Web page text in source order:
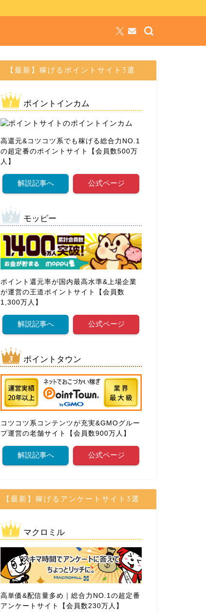
【最新】稼げるポイントサイト3選
ポイントインカム
高還元&コツコツ系でも稼げる総合力NO.1
の超定番のポイントサイト【会員数500万
人】
解説記事へ 公式ページ
モッピー
ポイント還元率が国内最高水準&上場企業
が運営の王道ポイントサイト【会員数
1,300万人】
解説記事へ 公式ページ
ポイントタウン
コツコツ系コンテンツが充実&GMOグルー
プ運営の老舗サイト【会員数900万人】
解説記事へ 公式ページ
【最新】稼げるアンケートサイト3選
マクロミル
高単価&配信量多め｜総合力NO.1の超定番
アンケートサイト【会員数230万人】